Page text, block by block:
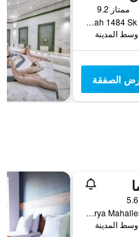
ممتاز 9.2
Isci Bloklari Mah 1484 Sk No 3 Cankaya, أنقرة, تركيا
الصفقة
Sakarya Mahallesi, Öz Sk. No 1, أنقرة, تركيا